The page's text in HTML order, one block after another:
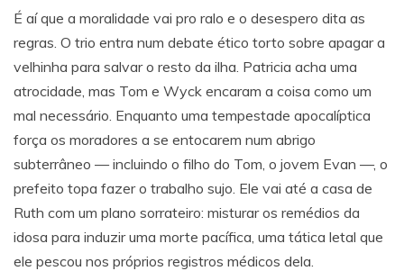
É aí que a moralidade vai pro ralo e o desespero dita as
regras. O trio entra num debate ético torto sobre apagar a
velhinha para salvar o resto da ilha. Patricia acha uma
atrocidade, mas Tom e Wyck encaram a coisa como um
mal necessário. Enquanto uma tempestade apocalíptica
força os moradores a se entocarem num abrigo
subterrâneo — incluindo o filho do Tom, o jovem Evan —, o
prefeito topa fazer o trabalho sujo. Ele vai até a casa de
Ruth com um plano sorrateiro: misturar os remédios da
idosa para induzir uma morte pacífica, uma tática letal que
ele pescou nos próprios registros médicos dela.